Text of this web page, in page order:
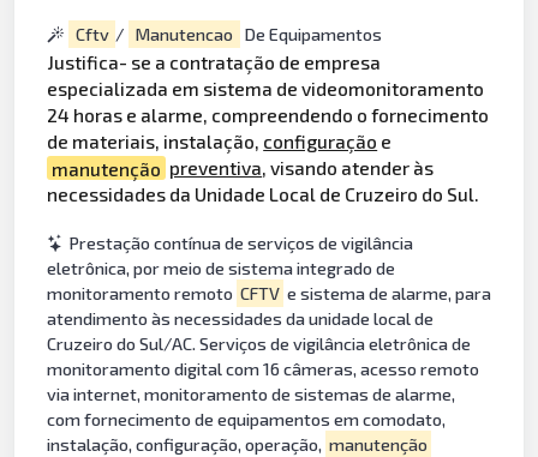
Cftv / Manutencao De Equipamentos
Justifica- se a contratação de empresa
especializada em sistema de videomonitoramento
24 horas e alarme, compreendendo o fornecimento
de materiais, instalação, configuração e
manutenção preventiva, visando atender às
necessidades da Unidade Local de Cruzeiro do Sul.
Prestação contínua de serviços de vigilância
eletrônica, por meio de sistema integrado de
monitoramento remoto CFTV e sistema de alarme, para
atendimento às necessidades da unidade local de
Cruzeiro do Sul/AC. Serviços de vigilância eletrônica de
monitoramento digital com 16 câmeras, acesso remoto
via internet, monitoramento de sistemas de alarme,
com fornecimento de equipamentos em comodato,
instalação, configuração, operação, manutenção